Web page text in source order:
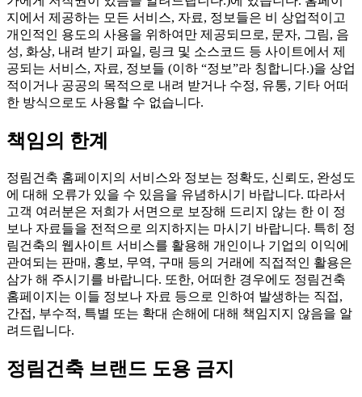
지에서 제공하는 모든 서비스, 자료, 정보들은 비 상업적이고
개인적인 용도의 사용을 위하여만 제공되므로, 문자, 그림, 음
성, 화상, 내려 받기 파일, 링크 및 소스코드 등 사이트에서 제
공되는 서비스, 자료, 정보들 (이하 “정보”라 칭합니다.)을 상업
적이거나 공공의 목적으로 내려 받거나 수정, 유통, 기타 어떠
한 방식으로도 사용할 수 없습니다.
책임의 한계
정림건축 홈페이지의 서비스와 정보는 정확도, 신뢰도, 완성도
에 대해 오류가 있을 수 있음을 유념하시기 바랍니다. 따라서
고객 여러분은 저희가 서면으로 보장해 드리지 않는 한 이 정
보나 자료들을 전적으로 의지하지는 마시기 바랍니다. 특히 정
림건축의 웹사이트 서비스를 활용해 개인이나 기업의 이익에
관여되는 판매, 홍보, 무역, 구매 등의 거래에 직접적인 활용은
삼가 해 주시기를 바랍니다. 또한, 어떠한 경우에도 정림건축
홈페이지는 이들 정보나 자료 등으로 인하여 발생하는 직접,
간접, 부수적, 특별 또는 확대 손해에 대해 책임지지 않음을 알
려드립니다.
정림건축 브랜드 도용 금지